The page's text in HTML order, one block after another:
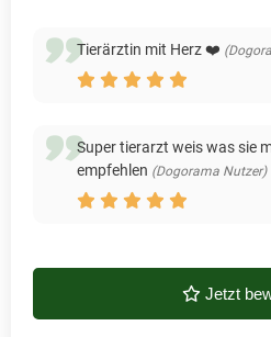
Tierärztin mit Herz ❤️
Super tierarzt weis was sie
empfehlen (Dogorama Nutzer)
Jetzt